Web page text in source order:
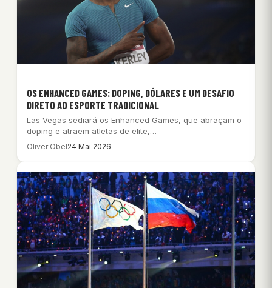
OS ENHANCED GAMES: DOPING, DÓLARES E UM DESAFIO
DIRETO AO ESPORTE TRADICIONAL
Las Vegas sediará os Enhanced Games, que abraçam o
doping e atraem atletas de elite,…
Oliver Obel24 Mai 2026